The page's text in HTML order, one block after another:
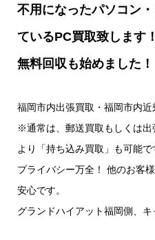
不用になったパソコン
ているPC買取致します！
無料回収も始めました！
福岡市内出張買取・福岡市内近
※通常は、郵送買取もしくは出
より「持ち込み買取」も可能で
プライバシー万全！ 他のお客
安心です。
グランドハイアット福岡側、